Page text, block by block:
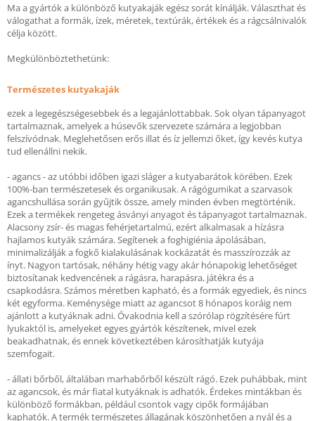
Ma a gyártók a különböző kutyakaják egész sorát kínálják. Választhat és
válogathat a formák, ízek, méretek, textúrák, értékek és a rágcsálnivalók
célja között.
Megkülönböztethetünk:
Természetes kutyakaják
ezek a legegészségesebbek és a legajánlottabbak. Sok olyan tápanyagot
tartalmaznak, amelyek a húsevők szervezete számára a legjobban
felszívódnak. Meglehetősen erős illat és íz jellemzi őket, így kevés kutya
tud ellenállni nekik.
- agancs - az utóbbi időben igazi sláger a kutyabarátok körében. Ezek
100%-ban természetesek és organikusak. A rágógumikat a szarvasok
agancshullása során gyűjtik össze, amely minden évben megtörténik.
Ezek a termékek rengeteg ásványi anyagot és tápanyagot tartalmaznak.
Alacsony zsír- és magas fehérjetartalmú, ezért alkalmasak a hízásra
hajlamos kutyák számára. Segítenek a foghigiénia ápolásában,
minimalizálják a fogkő kialakulásának kockázatát és masszírozzák az
ínyt. Nagyon tartósak, néhány hétig vagy akár hónapokig lehetőséget
biztosítanak kedvencének a rágásra, harapásra, játékra és a
csapkodásra. Számos méretben kapható, és a formák egyediek, és nincs
két egyforma. Keménysége miatt az agancsot 8 hónapos koráig nem
ajánlott a kutyáknak adni. Óvakodnia kell a szórólap rögzítésére fúrt
lyukaktól is, amelyeket egyes gyártók készítenek, mivel ezek
beakadhatnak, és ennek következtében károsíthatják kutyája
szemfogait.
- állati bőrből, általában marhabőrből készült rágó. Ezek puhábbak, mint
az agancsok, és már fiatal kutyáknak is adhatók. Érdekes mintákban és
különböző formákban, például csontok vagy cipők formájában
kaphatók. A termék természetes állagának köszönhetően a nyál és a